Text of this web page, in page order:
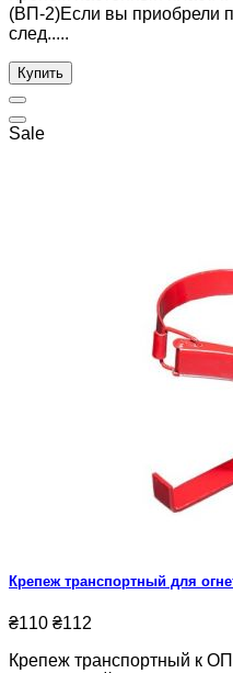
(ВП-2)Если вы приобрели
след.....
Купить
Sale
Крепеж транспортный для
₴110 ₴112
Крепеж транспортный к